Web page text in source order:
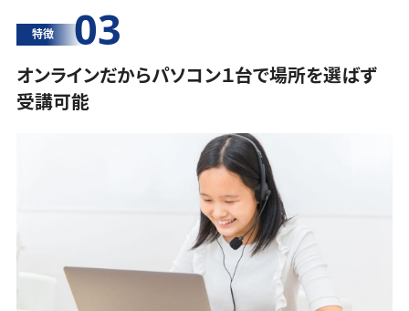
特徴 03
オンラインだからパソコン１台で場所を選ばず
受講可能